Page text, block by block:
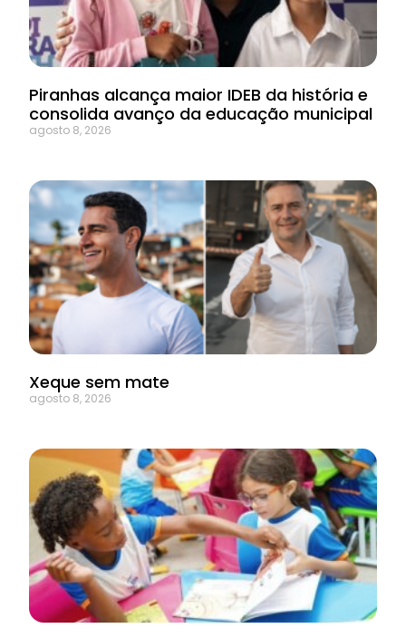
Piranhas alcança maior IDEB da história e
consolida avanço da educação municipal
agosto 8, 2026
Xeque sem mate
agosto 8, 2026